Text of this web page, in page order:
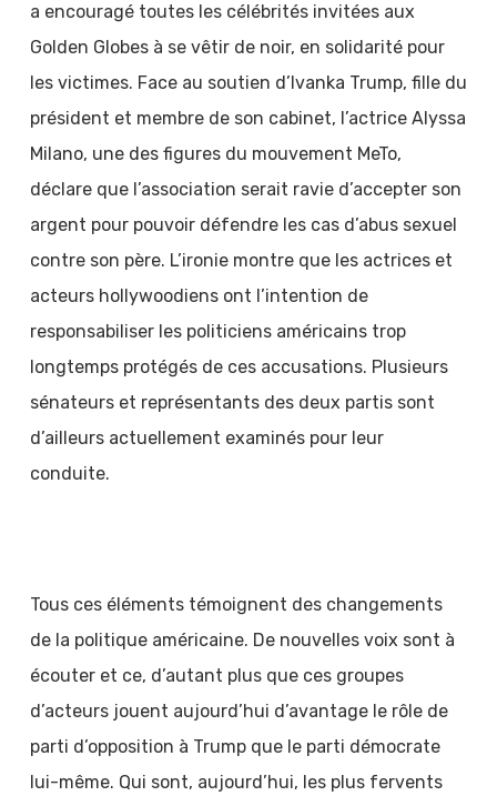
a encouragé toutes les célébrités invitées aux
Golden Globes à se vêtir de noir, en solidarité pour
les victimes. Face au soutien d’Ivanka Trump, fille du
président et membre de son cabinet, l’actrice Alyssa
Milano, une des figures du mouvement MeTo,
déclare que l’association serait ravie d’accepter son
argent pour pouvoir défendre les cas d’abus sexuel
contre son père. L’ironie montre que les actrices et
acteurs hollywoodiens ont l’intention de
responsabiliser les politiciens américains trop
longtemps protégés de ces accusations. Plusieurs
sénateurs et représentants des deux partis sont
d’ailleurs actuellement examinés pour leur
conduite.
Tous ces éléments témoignent des changements
de la politique américaine. De nouvelles voix sont à
écouter et ce, d’autant plus que ces groupes
d’acteurs jouent aujourd’hui d’avantage le rôle de
parti d’opposition à Trump que le parti démocrate
lui-même. Qui sont, aujourd’hui, les plus fervents